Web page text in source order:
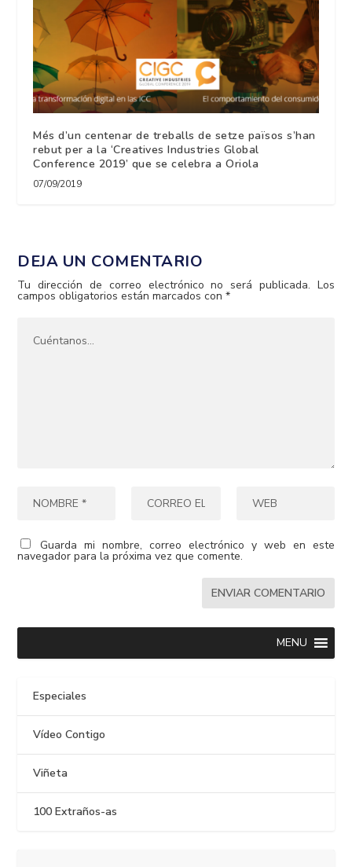
Més d’un centenar de treballs de setze països s’han
rebut per a la ‘Creatives Industries Global
Conference 2019’ que se celebra a Oriola
07/09/2019
DEJA UN COMENTARIO
Tu dirección de correo electrónico no será publicada. Los
campos obligatorios están marcados con*
Guarda mi nombre, correo electrónico y web en este
navegador para la próxima vez que comente.
MENU
Especiales
Vídeo Contigo
Viñeta
100 Extraños-as